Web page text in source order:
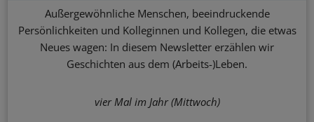
Außergewöhnliche Menschen, beeindruckende
Persönlichkeiten und Kolleginnen und Kollegen, die etwas
Neues wagen: In diesem Newsletter erzählen wir
Geschichten aus dem (Arbeits-)Leben.
vier Mal im Jahr (Mittwoch)